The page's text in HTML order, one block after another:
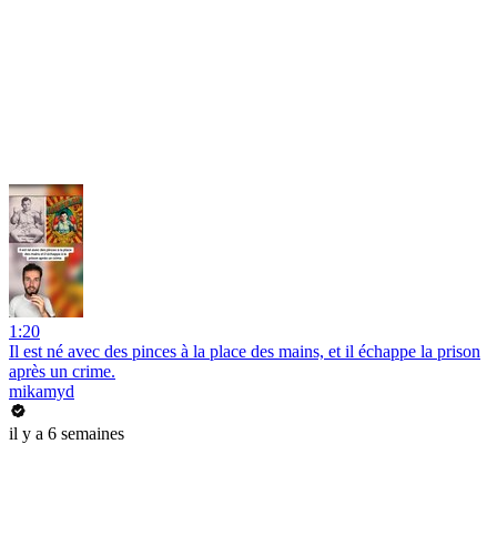
1:20
Il est né avec des pinces à la place des mains, et il échappe la prison
après un crime.
mikamyd
il y a 6 semaines